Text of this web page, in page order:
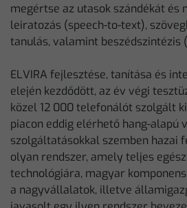
megértse az utasok szándékát és
leiratozás (speech-to-text),
tanulás, valamint beszédszintézis
ELVIRA fejlesztése, tanítása és
elején kezdődött, az év végi
közel 12 000 telefonálót szolgált
piacon eddig elérhető hang-alapú
szolgáltatásokkal szemben hazai
olyan rendszer, amely teljes
technológiára, magyar
a nagyvállalatok, illetve